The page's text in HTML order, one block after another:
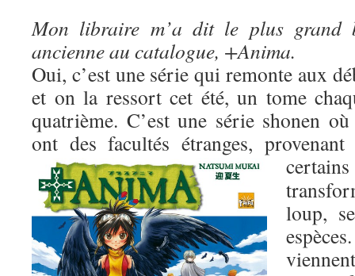
Mon libraire m’a dit le plus grand
ancienne au catalogue, +Anima.
Oui, c’est une série qui remonte aux
et on la ressort cet été, un tome
quatrième. C’est une série shonen
ont des facultés étranges,
loup,